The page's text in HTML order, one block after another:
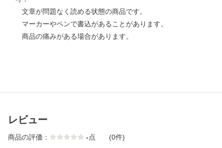
文章が問題なく読める状態の商品です。
マーカーやペンで書込があることがあります。
商品の痛みがある場合があります。
レビュー
商品の評価： -点 (0件)